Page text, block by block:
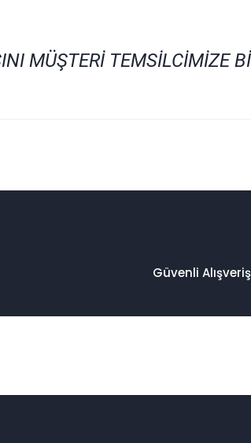
MÜŞTERİ TEMSİLCİMİZE
Güvenli Alışveriş